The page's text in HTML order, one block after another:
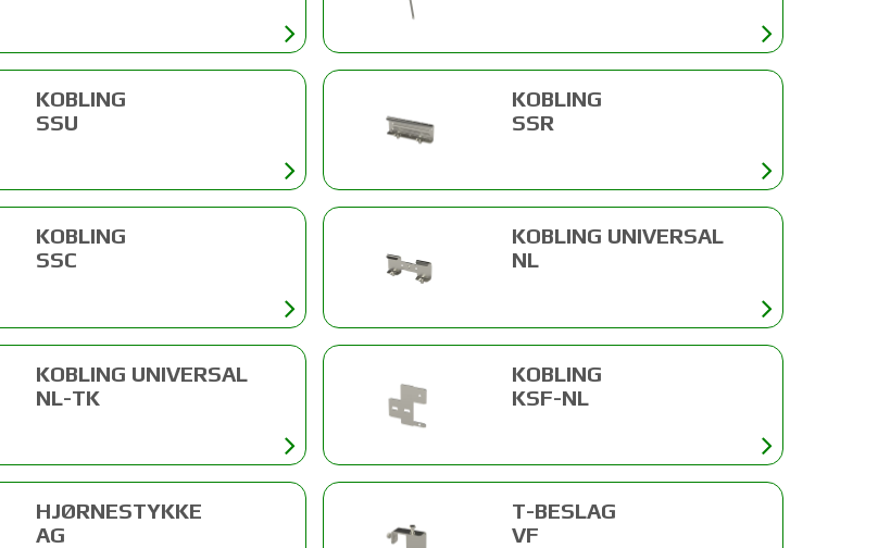
KOBLING
SSU
KOBLING
SSR
KOBLING
SSC
KOBLING UNIVERSAL
NL
KOBLING UNIVERSAL
NL-TK
KOBLING
KSF-NL
HJØRNESTYKKE
AG
T-BESLAG
VF